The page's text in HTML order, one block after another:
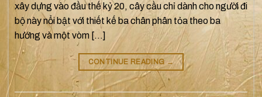
xây dựng vào đầu thế kỷ 20, cây cầu chỉ dành cho người đi
bộ này nổi bật với thiết kế ba chân phân tỏa theo ba
hướng và một vòm […]
CONTINUE READING →